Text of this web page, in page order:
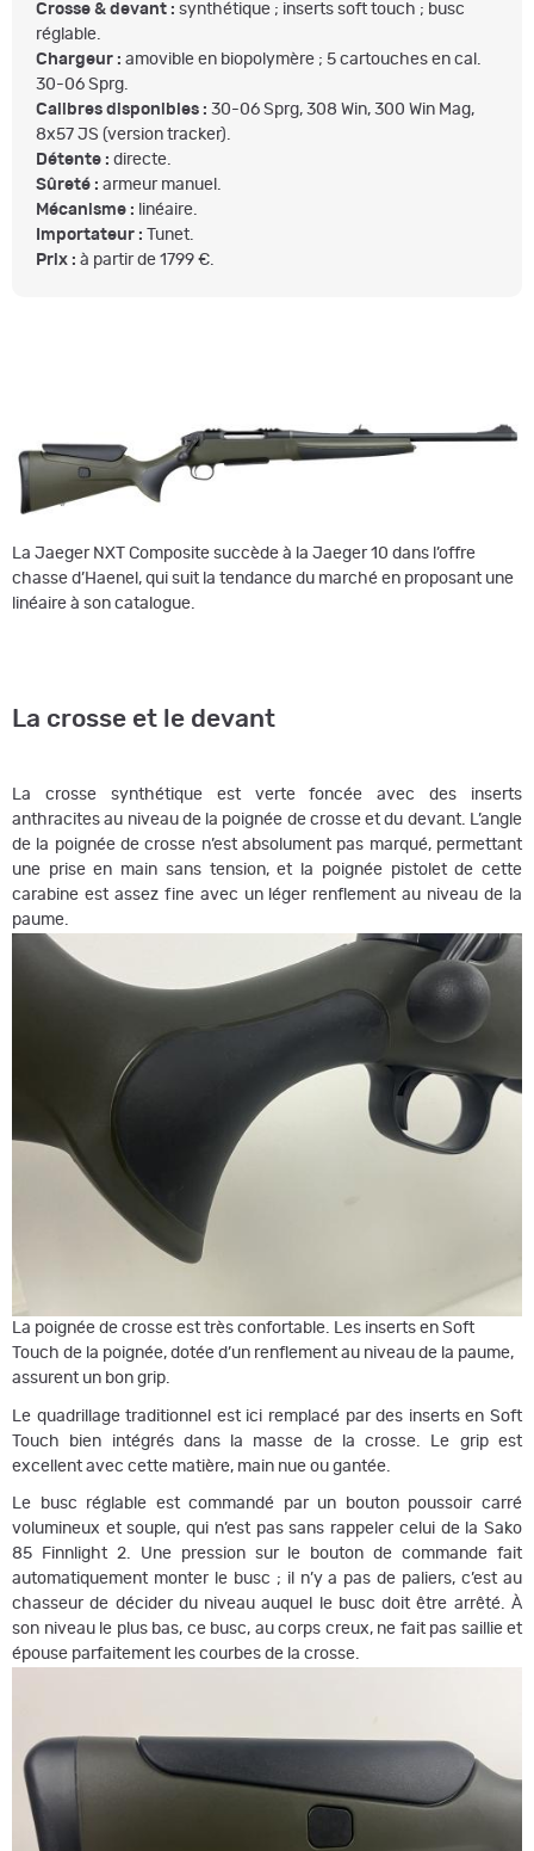
Crosse & devant : synthétique ; inserts soft touch ; busc
réglable.
Chargeur : amovible en biopolymère ; 5 cartouches en cal.
30-06 Sprg.
Calibres disponibles : 30-06 Sprg, 308 Win, 300 Win Mag,
8x57 JS (version tracker).
Détente : directe.
Sûreté : armeur manuel.
Mécanisme : linéaire.
Importateur :
Tunet.
Prix : à partir de 1799 €.
La Jaeger NXT Composite succède à la Jaeger 10 dans l’offre
chasse d’Haenel, qui suit la tendance du marché en proposant une
linéaire à son catalogue.
La crosse et le devant
La crosse synthétique est verte foncée avec des inserts
anthracites au niveau de la poignée de crosse et du devant. L’angle
de la poignée de crosse n’est absolument pas marqué, permettant
une prise en main sans tension, et la poignée pistolet de cette
carabine est assez fine avec un léger renflement au niveau de la
paume.
La poignée de crosse est très confortable. Les inserts en Soft
Touch de la poignée, dotée d’un renflement au niveau de la paume,
assurent un bon grip.
Le quadrillage traditionnel est ici remplacé par des inserts en Soft
Touch bien intégrés dans la masse de la crosse. Le grip est
excellent avec cette matière, main nue ou gantée.
Le busc réglable est commandé par un bouton poussoir carré
volumineux et souple, qui n’est pas sans rappeler celui de la Sako
85 Finnlight 2. Une pression sur le bouton de commande fait
automatiquement monter le busc ; il n’y a pas de paliers, c’est au
chasseur de décider du niveau auquel le busc doit être arrêté. À
son niveau le plus bas, ce busc, au corps creux, ne fait pas saillie et
épouse parfaitement les courbes de la crosse.